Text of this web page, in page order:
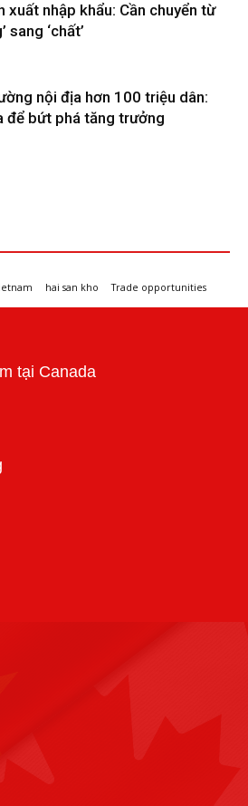
xuất nhập khẩu: Cần chuyển từ
sang ‘chất’
nội địa hơn 100 triệu dân:
để bứt phá tăng trưởng
hai san kho Trade opportunities
tại Canada